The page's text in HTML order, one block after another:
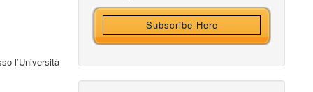
l’Università
Subscribe Here